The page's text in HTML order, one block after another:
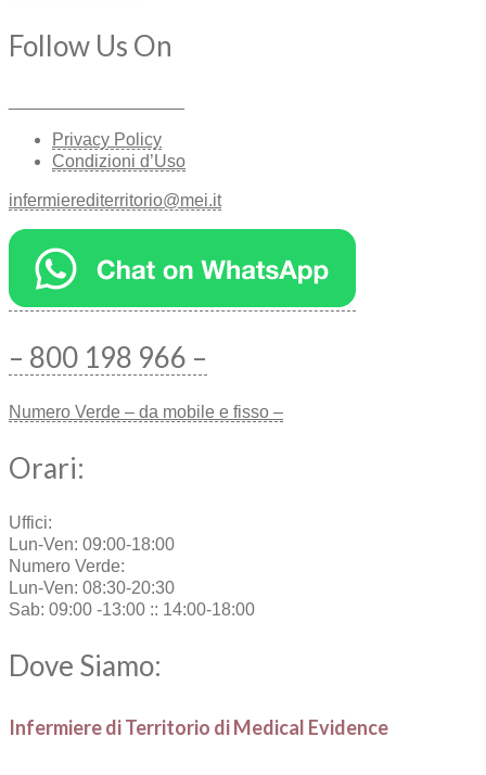
Follow Us On
Privacy Policy
Condizioni d’Uso
infermierediterritorio@mei.it
– 800 198 966 –
Numero Verde – da mobile e fisso –
Orari:
Uffici:
Lun-Ven: 09:00-18:00
Numero Verde:
Lun-Ven: 08:30-20:30
Sab: 09:00 -13:00 :: 14:00-18:00
Dove Siamo:
Infermiere di Territorio di Medical Evidence